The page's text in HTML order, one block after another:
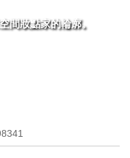
間妝點家的輪廓。